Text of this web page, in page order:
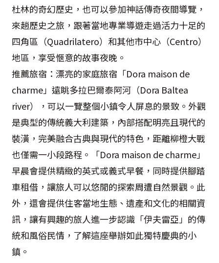
杜林的奇幻歷史，也可以參加神話傳奇夜間導覽，
來趟歷史之旅，跟著當地專業導遊走過活力十足的
四角區（Quadrilatero）和其他市中心（Centro）
地區，享受愜意的故事夜晚。
推薦旅宿：漂亮的家庭旅宿「Dora maison de
charme」遠眺多拉巴爾泰阿河（Dora Baltea
river），可以一覽整個小鎮令人屏息的景致。外觀
是典型的傳統義大利建築，內部搭配明亮且現代的
裝潢，完美融合古典與現代的特色，距離柳橙大戰
也僅需一小段路程。「Dora maison de charme」
早晨會提供精緻的英式或義式早餐，同時提供腳踏
車租借，讓旅人可以悠閒的探索周遭自然景觀。此
外，還會提供住客當地生態、遺產和文化的相關資
訊，讓有興趣的旅人進一步認識「伊夫雷亞」的傳
統和風俗民情，了解這座舉辦如此獨特慶典的小
鎮。